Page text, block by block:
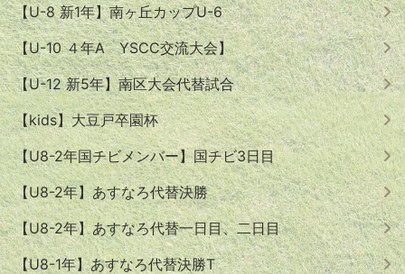
【U-8 新1年】南ヶ丘カップU-6
【U-10 ４年A YSCC交流大会】
【U-12 新5年】南区大会代替試合
【kids】大豆戸卒園杯
【U8-2年国チビメンバー】国チビ3日目
【U8-2年】あすなろ代替決勝
【U8-2年】あすなろ代替一日目、二日目
【U8-1年】あすなろ代替決勝T